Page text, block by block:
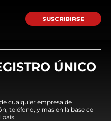
SUSCRIBIRSE
ÚNICO
cualquier empresa de
teléfono, y mas en la base de
país.